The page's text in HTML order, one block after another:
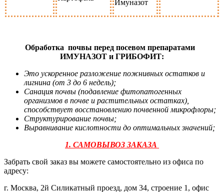
Имуназот
Обработка почвы перед посевом препаратами
ИМУНАЗОТ и ГРИБОФИТ:
Это ускоренное разложение пожнивных остатков и
лигнина (от 3 до 6 недель);
Санация почвы (подавление фитопатогенных
организмов в почве и растительных остатках),
способствует восстановлению почвенной микрофлоры;
Структурирование почвы;
Выравнивание кислотности до оптимальных значений;
1. САМОВЫВОЗ ЗАКАЗА
Забрать свой заказ вы можете самостоятельно из офиса по
адресу:
г. Москва, 2й Силикатный проезд, дом 34, строение 1, офис